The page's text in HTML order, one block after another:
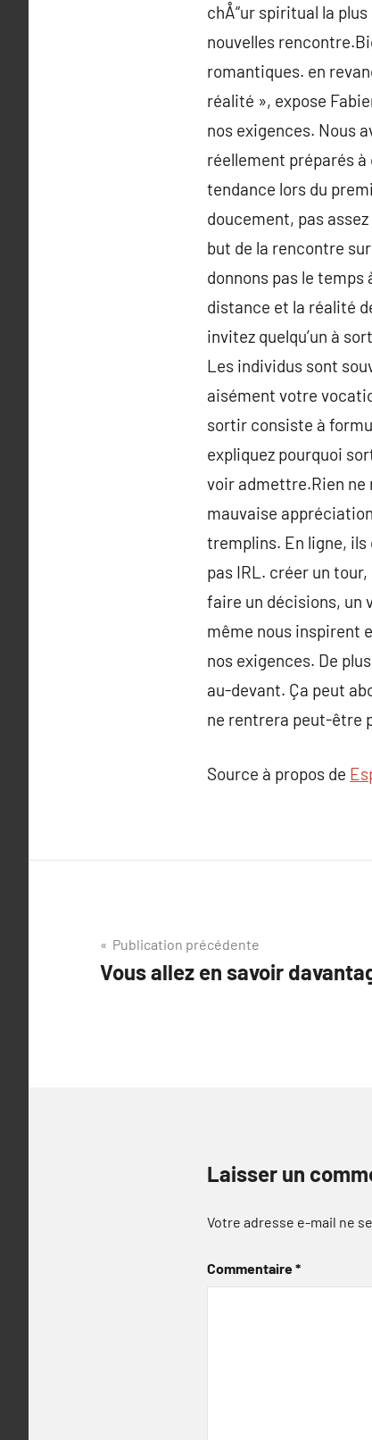
chÅ“ur spiritual la
nouvelles
romantiques. en
réalité », expose
nos exigences. Nous
réellement préparés
tendance lors du
doucement, pas
but de la rencontre
donnons pas le temps
distance et la réalité
invitez quelqu’un à
Les individus sont
aisément votre
sortir consiste à
expliquez pourquoi
voir admettre.Rien ne
mauvaise
tremplins. En ligne,
pas IRL. créer un
faire un décisions, un
même nous inspirent
nos exigences. De
au-devant. Ça peut
ne rentrera peut-être
Source à propos de
Navigation
de
Publication précédente
Vous allez en savoir
Laisser un
Votre adresse e-mail ne
Commentaire*